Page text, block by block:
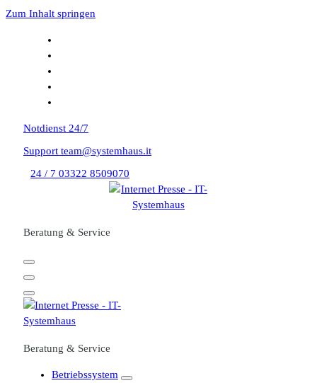
Zum Inhalt springen
Notdienst 24/7
Support team@systemhaus.it
24 / 7 03322 8509070
Beratung & Service
Beratung & Service
Betriebssystem